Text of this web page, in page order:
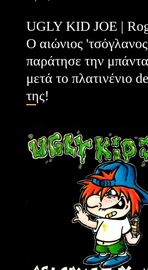
UGLY KID JOE |
O αιώνιος
παράτησε την
μετά το πλατινένιο
της!